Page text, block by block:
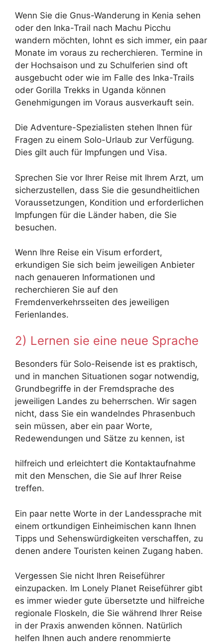
Wenn Sie die Gnus-Wanderung in Kenia sehen
oder den Inka-Trail nach Machu Picchu
wandern möchten, lohnt es sich immer, ein paar
Monate im voraus zu recherchieren. Termine in
der Hochsaison und zu Schulferien sind oft
ausgebucht oder wie im Falle des Inka-Trails
oder Gorilla Trekks in Uganda können
Genehmigungen im Voraus ausverkauft sein.
Die Adventure-Spezialisten stehen Ihnen für
Fragen zu einem Solo-Urlaub zur Verfügung.
Dies gilt auch für Impfungen und Visa.
Sprechen Sie vor Ihrer Reise mit Ihrem Arzt, um
sicherzustellen, dass Sie die gesundheitlichen
Voraussetzungen, Kondition und erforderlichen
Impfungen für die Länder haben, die Sie
besuchen.
Wenn Ihre Reise ein Visum erfordert,
erkundigen Sie sich beim jeweiligen Anbieter
nach genaueren Informationen und
recherchieren Sie auf den
Fremdenverkehrsseiten des jeweiligen
Ferienlandes.
2) Lernen sie eine neue Sprache
Besonders für Solo-Reisende ist es praktisch,
und in manchen Situationen sogar notwendig,
Grundbegriffe in der Fremdsprache des
jeweiligen Landes zu beherrschen. Wir sagen
nicht, dass Sie ein wandelndes Phrasenbuch
sein müssen, aber ein paar Worte,
Redewendungen und Sätze zu kennen, ist
hilfreich und erleichtert die Kontaktaufnahme
mit den Menschen, die Sie auf Ihrer Reise
treffen.
Ein paar nette Worte in der Landessprache mit
einem ortkundigen Einheimischen kann Ihnen
Tipps und Sehenswürdigkeiten verschaffen, zu
denen andere Touristen keinen Zugang haben.
Vergessen Sie nicht Ihren Reiseführer
einzupacken. Im Lonely Planet Reiseführer gibt
es immer wieder gute übersetzte und hilfreiche
regionale Floskeln, die Sie während Ihrer Reise
in der Praxis anwenden können. Natürlich
helfen Ihnen auch andere renommierte